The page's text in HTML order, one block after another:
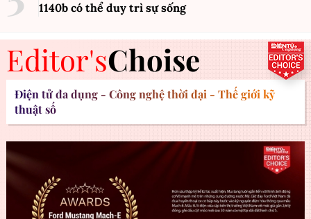
1140b có thể duy trì sự sống
Editor'sChoise
Điện tử đa dụng - Công nghệ thời đại - Thế giới kỹ
thuật số